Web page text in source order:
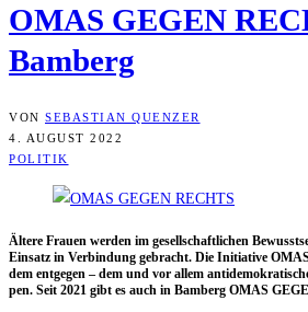
OMAS GEGEN
Bamberg
VON SEBASTIAN QUENZER
4. AUGUST 2022
POLITIK
Älte­re Frau­en wer­den im gesell­schaft­li­chen
Ein­satz in Ver­bin­dung gebracht. Die Initia­ti­ve
dem ent­ge­gen – dem und vor allem
pen. Seit 2021 gibt es auch in Bam­berg OMAS